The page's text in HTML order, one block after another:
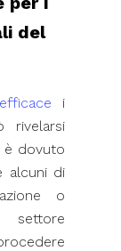
del
i
rivelarsi
è dovuto
alcuni di
o
settore